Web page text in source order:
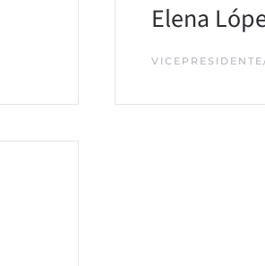
Elena